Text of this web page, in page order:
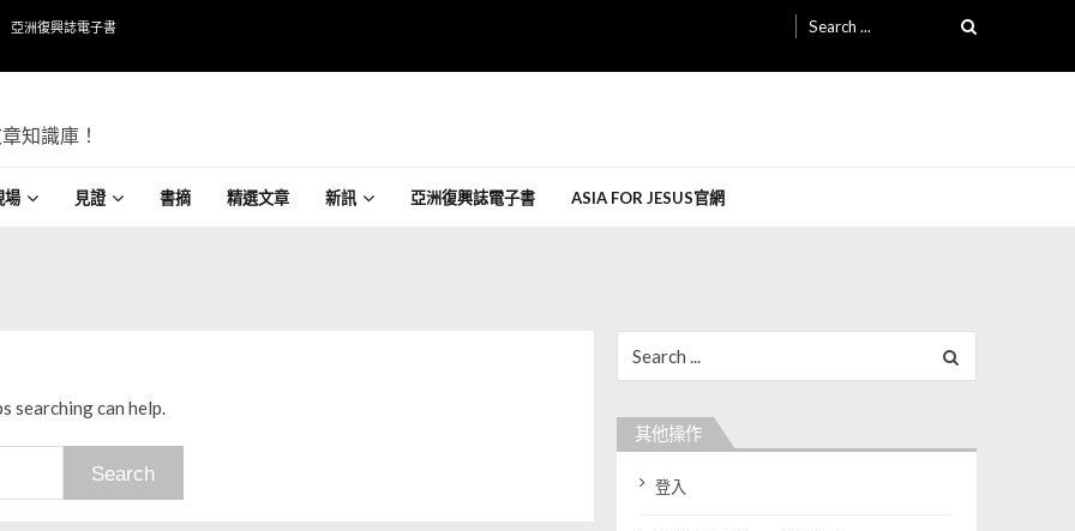
亞洲復興誌電子書
Search for:
知識庫！
場 見證 書摘 精選文章 新訊 亞洲復興誌電子書 ASIA FOR JESUS官網
searching can help.
其他操作
登入